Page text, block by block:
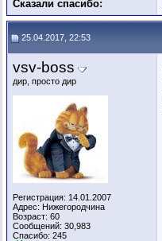
Сказали спасибо:
25.04.2017, 22:53
vsv-boss
дир, просто дир
Регистрация: 14.01.2007
Адрес: Нижегородчина
Возраст: 60
Сообщений: 30,983
Спасибо: 245